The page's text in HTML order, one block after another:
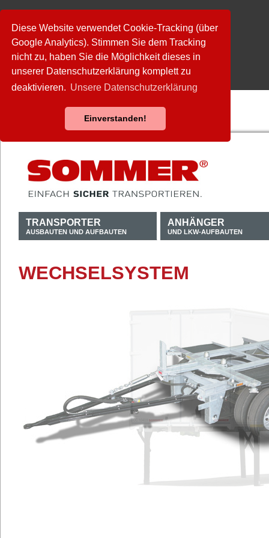
Diese Website verwendet Cookie-Tracking (über
Google Analytics). Stimmen Sie dem Tracking
nicht zu, haben Sie die Möglichkeit dieses in
unserer Datenschutzerklärung komplett zu
deaktivieren. Unsere Datenschutzerklärung
Einverstanden!
TRANSPORTER
AUSBAUTEN UND AUFBAUTEN
ANHÄNGER
UND LKW-AUFBAUTEN
WECHSELSYSTEM